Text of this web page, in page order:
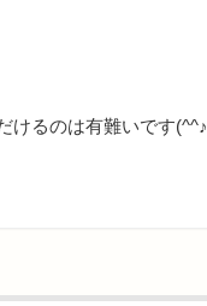
けるのは有難いです(^^♪